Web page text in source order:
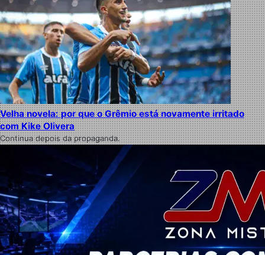
Velha novela: por que o Grêmio está novamente irritado
com Kike Olivera
Continua depois da propaganda.